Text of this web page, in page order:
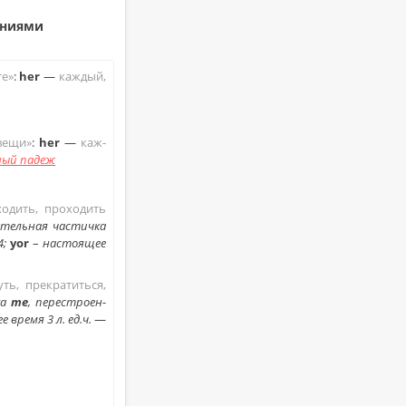
: her — каж­дый,
: her — каж­
падеж
про­хо­дить
ча­стич­ка
yor–на­сто­я­щее
пре­кра­тить­ся,
me, пе­ре­стро­ен­
время 3 л. ед.ч. —